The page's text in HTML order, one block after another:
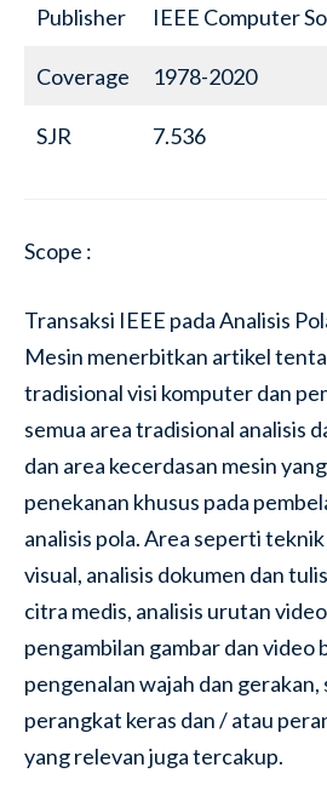
Publisher IEEE Computer
Coverage 1978-2020
SJR 7.536
Scope :
Transaksi IEEE pada Analisis
Mesin menerbitkan artikel
tradisional visi komputer dan
semua area tradisional analisis
dan area kecerdasan mesin
penekanan khusus pada
analisis pola. Area seperti
visual, analisis dokumen dan
citra medis, analisis urutan
pengambilan gambar dan video
pengenalan wajah dan
perangkat keras dan / atau
yang relevan juga tercakup.